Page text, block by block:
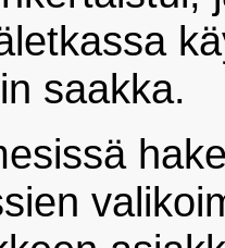
saakka.